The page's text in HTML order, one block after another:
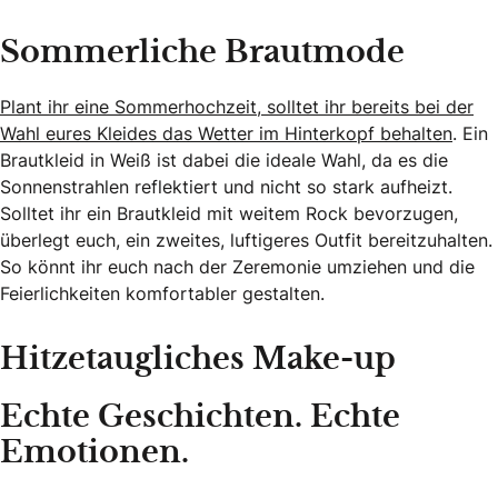
Sommerliche Brautmode
Plant ihr eine Sommerhochzeit, solltet ihr bereits bei der
Wahl eures Kleides das Wetter im Hinterkopf behalten. Ein
Brautkleid in Weiß ist dabei die ideale Wahl, da es die
Sonnenstrahlen reflektiert und nicht so stark aufheizt.
Solltet ihr ein Brautkleid mit weitem Rock bevorzugen,
überlegt euch, ein zweites, luftigeres Outfit bereitzuhalten.
So könnt ihr euch nach der Zeremonie umziehen und die
Feierlichkeiten komfortabler gestalten.
Hitzetaugliches Make-up
Echte Geschichten. Echte
Emotionen.